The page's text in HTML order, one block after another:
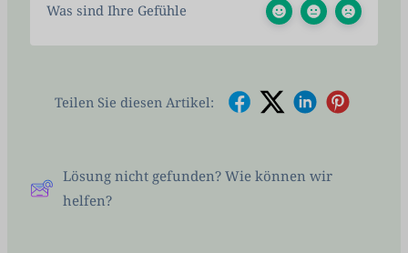
Was sind Ihre Gefühle
Teilen Sie diesen Artikel:
Lösung nicht gefunden? Wie können wir
helfen?